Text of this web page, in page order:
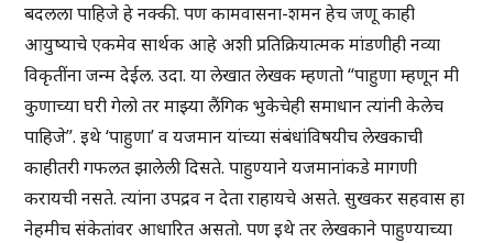
बदलला पाहिजे हे नक्की. पण कामवासना-शमन हेच जणू काही
आयुष्याचे एकमेव सार्थक आहे अशी प्रतिक्रियात्मक मांडणीही नव्या
विकृतींना जन्म देईल. उदा. या लेखात लेखक म्हणतो “पाहुणा म्हणून मी
कुणाच्या घरी गेलो तर माझ्या लैंगिक भुकेचेही समाधान त्यांनी केलेच
पाहिजे”. इथे ‘पाहुणा’ व यजमान यांच्या संबंधांविषयीच लेखकाची
काहीतरी गफलत झालेली दिसते. पाहुण्याने यजमानांकडे मागणी
करायची नसते. त्यांना उपद्रव न देता राहायचे असते. सुखकर सहवास हा
नेहमीच संकेतांवर आधारित असतो. पण इथे तर लेखकाने पाहुण्याच्या